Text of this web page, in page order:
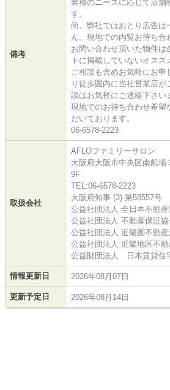
備考
業種のニーズに応じて店舗
す。
尚、弊社ではおとり広告
ん。現地での内覧お待ち合
お問い合わせ頂いた物件は
トに掲載していないオスス
ご相談も含めお気軽にお申
り徒歩圏内に当社営業店
談はお気軽にご連絡下さい
現地でのお待ち合わせ希望
だいております。
06-6578-2223
取扱会社
AFLOファミリーサロン
大阪府大阪市中央区南船
9F
TEL:06-6578-2223
大阪府知事 (3) 第58557号
公益社団法人 全日本不動産
公益社団法人 不動産保証協
公益社団法人 近畿圏不動
公益社団法人 近畿地区不
公益財団法人 日本賃貸住
情報更新日 2026年08月07日
更新予定日 2026年08月14日